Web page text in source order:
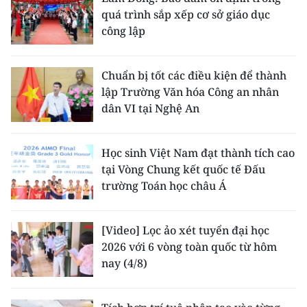
quá trình sắp xếp cơ sở giáo dục
công lập
Chuẩn bị tốt các điều kiện để thành
lập Trường Văn hóa Công an nhân
dân VI tại Nghệ An
Học sinh Việt Nam đạt thành tích cao
tại Vòng Chung kết quốc tế Đấu
trường Toán học châu Á
[Video] Lọc ảo xét tuyển đại học
2026 với 6 vòng toàn quốc từ hôm
nay (4/8)